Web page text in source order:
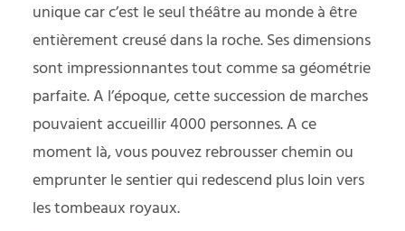
unique car c’est le seul théâtre au monde à être
entièrement creusé dans la roche. Ses dimensions
sont impressionnantes tout comme sa géométrie
parfaite. A l’époque, cette succession de marches
pouvaient accueillir 4000 personnes. A ce
moment là, vous pouvez rebrousser chemin ou
emprunter le sentier qui redescend plus loin vers
les tombeaux royaux.